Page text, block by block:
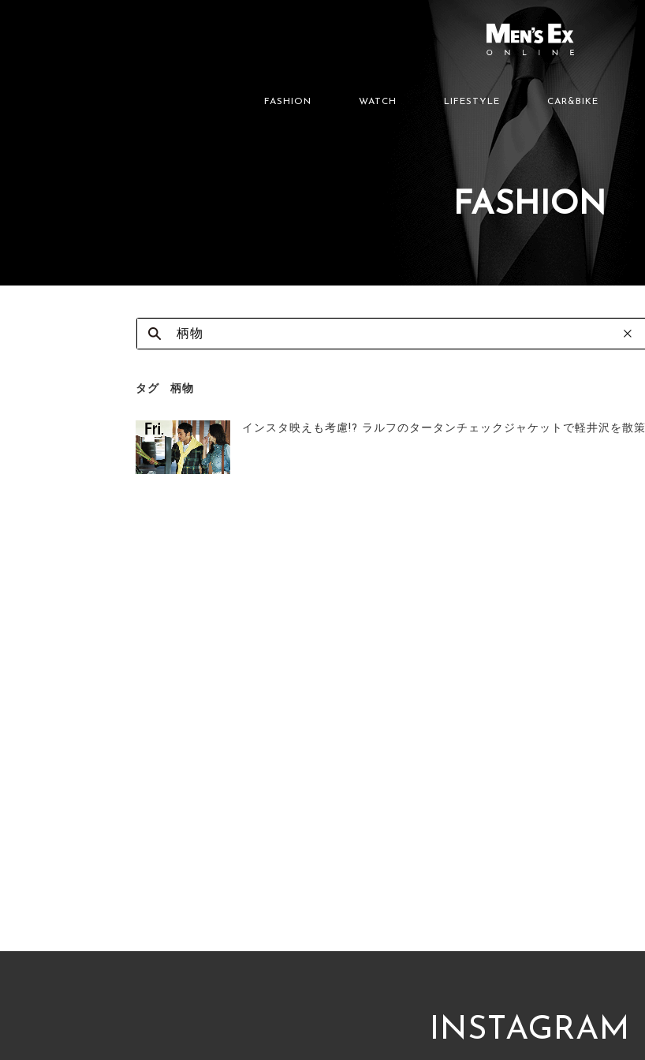
FASHION WATCH LIFESTYLE CAR&BIKE
FASHION
タグ 柄物
インスタ映えも考慮!? ラルフのタータンチェックジャケットで軽井沢を散策
INSTAGRAM